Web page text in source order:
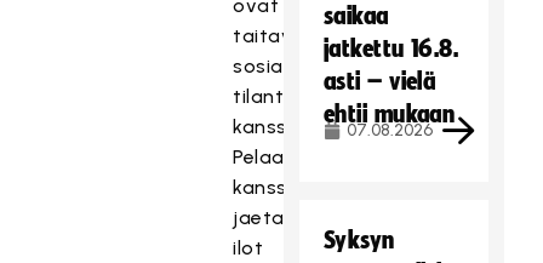
ovat
taitavia
sosiaalisten
tilanteiden
kanssa.
Pelaajien
kanssa
jaetaan
ilot
saikaa
jatkettu 16.8.
asti – vielä
ehtii mukaan
07.08.2026
Syksyn